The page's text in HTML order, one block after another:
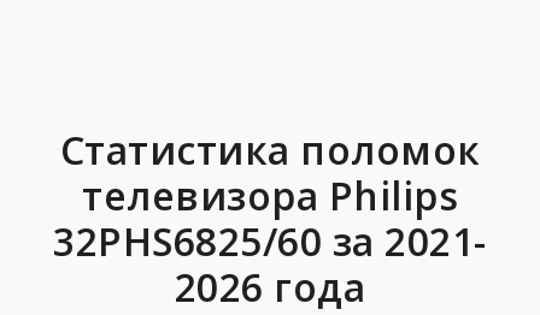
Статистика поломок
телевизора Philips
32PHS6825/60 за 2021-
2026 года